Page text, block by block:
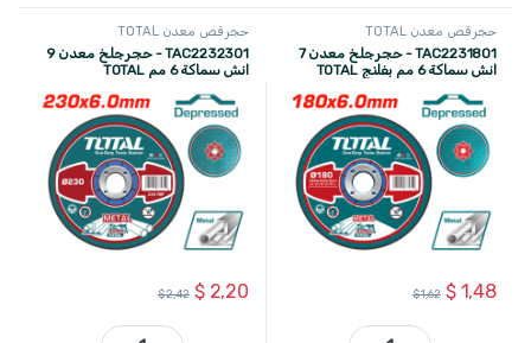
حجر قص معدن TOTAL
TAC2231801 - حجر جلخ معدن 7
انش سماكة 6 مم بفلنج TOTAL
$1,48
$1,62
حجر قص معدن TOTAL
TAC2232301 - حجر جلخ معدن 9
انش سماكة 6 مم TOTAL
$2,20
$2,42